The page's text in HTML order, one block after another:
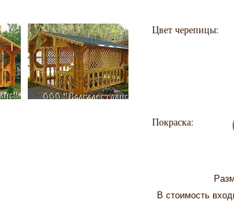
Цвет черепицы:
Покраска:
В стоимость